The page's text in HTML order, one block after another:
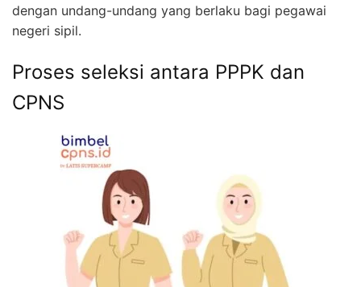
dengan undang-undang yang berlaku bagi pegawai
negeri sipil.
Proses seleksi antara PPPK dan
CPNS